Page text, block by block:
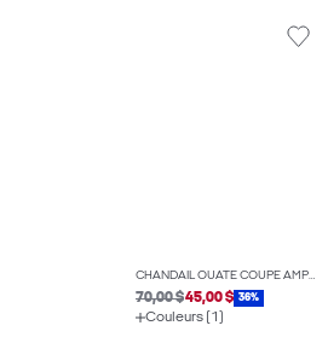
CHANDAIL OUATÉ COUPE AMPLE
70,00 $45,00 $ 36%
Couleurs (1)